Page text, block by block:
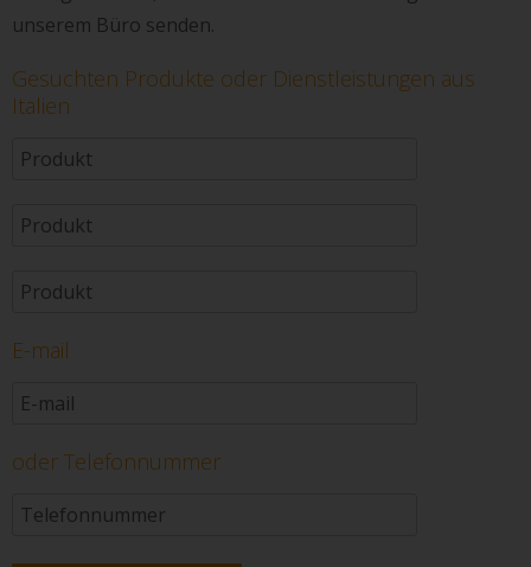
unserem Büro senden.
Gesuchten Produkte oder Dienstleistungen aus
Italien
E-mail
oder Telefonnummer